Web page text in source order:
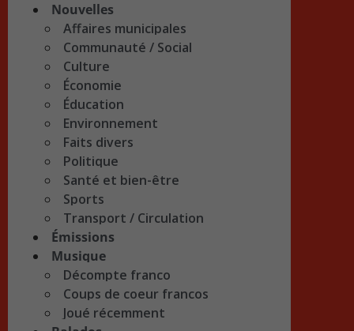
Nouvelles
Affaires municipales
Communauté / Social
Culture
Économie
Éducation
Environnement
Faits divers
Politique
Santé et bien-être
Sports
Transport / Circulation
Émissions
Musique
Décompte franco
Coups de coeur francos
Joué récemment